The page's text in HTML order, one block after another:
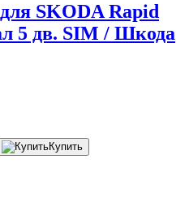
SKODA Rapid
5 дв. SIM / Шкода
Купить